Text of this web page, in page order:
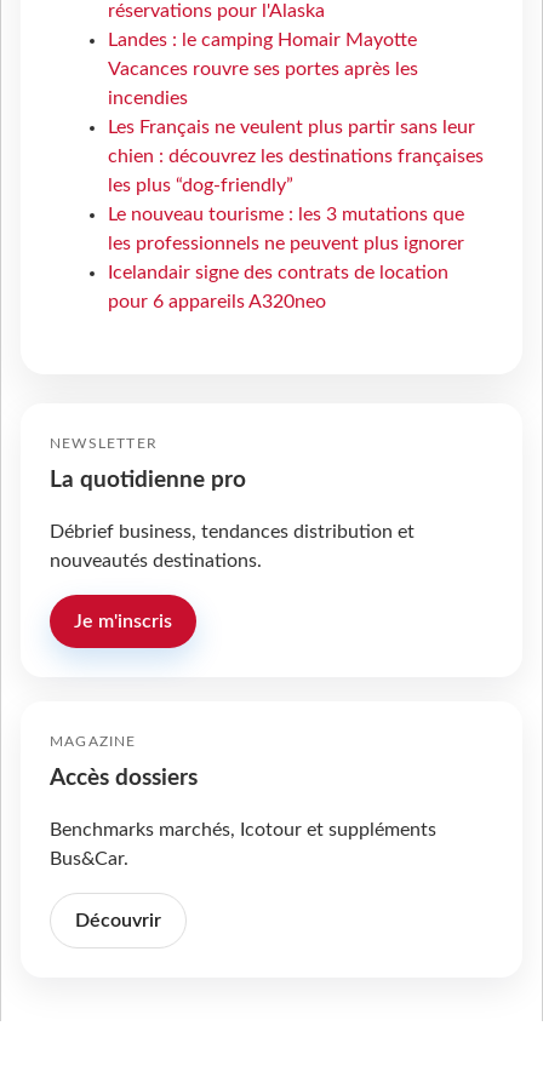
réservations pour l'Alaska
Landes : le camping Homair Mayotte
Vacances rouvre ses portes après les
incendies
Les Français ne veulent plus partir sans leur
chien : découvrez les destinations françaises
les plus “dog-friendly”
Le nouveau tourisme : les 3 mutations que
les professionnels ne peuvent plus ignorer
Icelandair signe des contrats de location
pour 6 appareils A320neo
NEWSLETTER
La quotidienne pro
Débrief business, tendances distribution et
nouveautés destinations.
Je m'inscris
MAGAZINE
Accès dossiers
Benchmarks marchés, Icotour et suppléments
Bus&Car.
Découvrir